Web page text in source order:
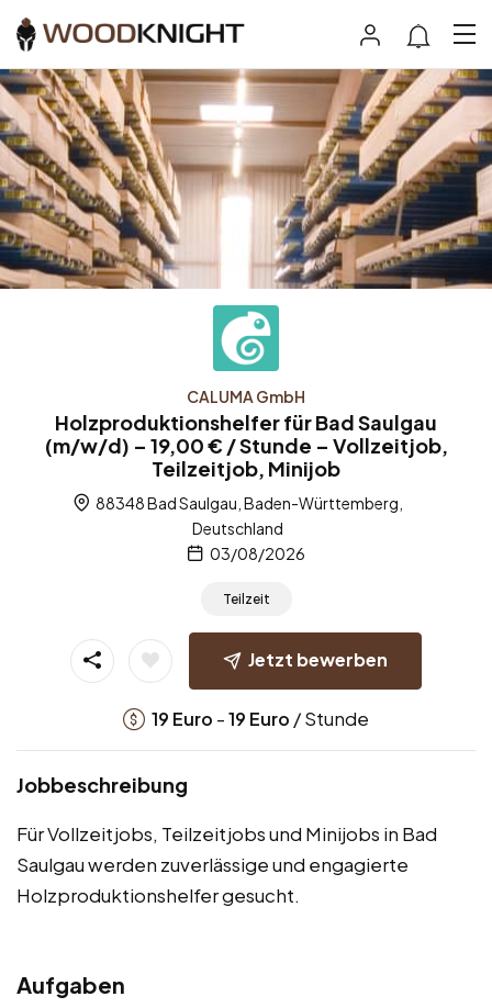
CALUMA GmbH
Holzproduktionshelfer für Bad Saulgau
(m/w/d) – 19,00 € / Stunde – Vollzeitjob,
Teilzeitjob, Minijob
88348 Bad Saulgau, Baden-Württemberg,
Deutschland
03/08/2026
Teilzeit
Jetzt bewerben
19 Euro -19 Euro / Stunde
Jobbeschreibung
Für Vollzeitjobs, Teilzeitjobs und Minijobs in Bad
Saulgau werden zuverlässige und engagierte
Holzproduktionshelfer gesucht.
Aufgaben